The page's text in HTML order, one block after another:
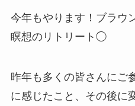
今年もやります！ブラウ
瞑想のリトリート◯
昨年も多くの皆さんにご
に感じたこと、その後に